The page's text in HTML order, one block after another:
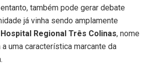
também pode gerar debate
já vinha sendo amplamente
Hospital Regional Três Colinas, nome
uma característica marcante da